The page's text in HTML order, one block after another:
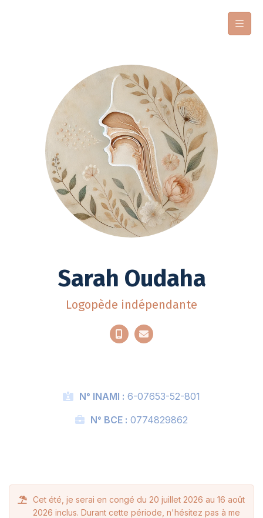
Sarah Oudaha
Logopède indépendante
N° INAMI : 6-07653-52-801
N° BCE : 0774829862
Cet été, je serai en congé du 20 juillet 2026 au 16 août
2026 inclus. Durant cette période, n'hésitez pas à me